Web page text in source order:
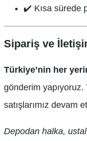
✔️ Kısa sürede
Sipariş ve
Türkiye’nin her
gönderim
satışlarımız devam
Depodan halka,